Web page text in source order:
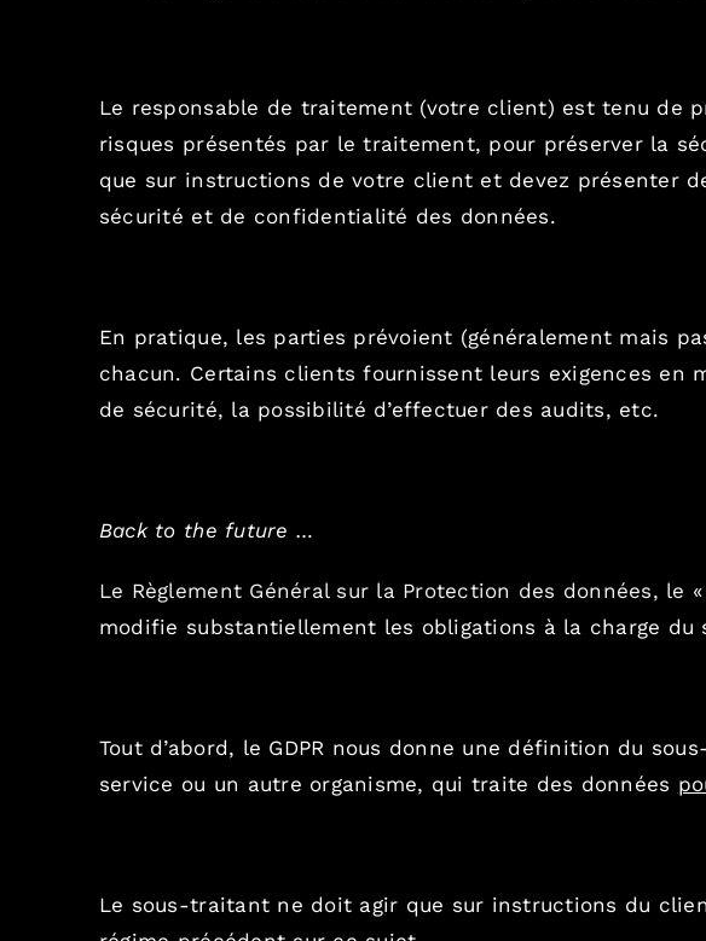
Le responsable de traitement (votre client) est tenu de
risques présentés par le traitement, pour préserver la
que sur instructions de votre client et devez présenter
sécurité et de confidentialité des données.
En pratique, les parties prévoient (généralement mais
chacun. Certains clients fournissent leurs exigences
de sécurité, la possibilité d’effectuer des audits, etc.
Back to the future …
Le Règlement Général sur la Protection des données, le «
modifie substantiellement les obligations à la charge du
Tout d’abord, le GDPR nous donne une définition du
service ou un autre organisme, qui traite des données
Le sous-traitant ne doit agir que sur instructions du